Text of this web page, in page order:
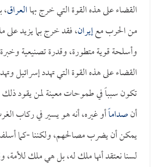
القضاء على هذه القوة التي خرج بهاالعراق
من الحرب معإيران، فقد خرج بما يزيد على
وأسلحة قوية متطورة، وقدرة تصنيعية
القضاء على هذه القوة التي تهدد إسرائيل
تكون سبباً في طموحات معينة لمن يقود
أنصداماًأو غيره، أنه هو يسير في ركاب
يمكن أن يضرب مصالحهم، ولكننا -كما
لسنا نعتقد أنها ملك له، بل هي ملك